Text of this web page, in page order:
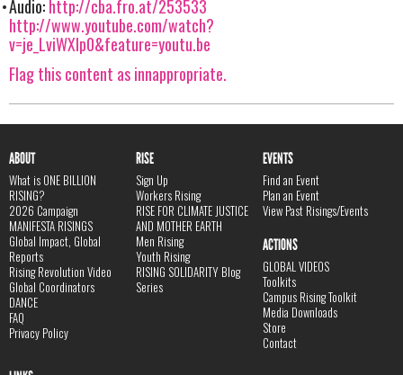
Audio:http://cba.fro.at/253533
http://www.youtube.com/watch?
v=je_LviWXlp0&feature=youtu.be
Flag this content as innappropriate.
ABOUT
What is ONE BILLION
RISING?
2026 Campaign
MANIFESTA RISINGS
Global Impact, Global
Reports
Rising Revolution Video
Global Coordinators
DANCE
FAQ
Privacy Policy
RISE
Sign Up
Workers Rising
RISE FOR CLIMATE JUSTICE
AND MOTHER EARTH
Men Rising
Youth Rising
RISING SOLIDARITY Blog
Series
EVENTS
Find an Event
Plan an Event
View Past Risings/Events
ACTIONS
GLOBAL VIDEOS
Toolkits
Campus Rising Toolkit
Media Downloads
Store
Contact